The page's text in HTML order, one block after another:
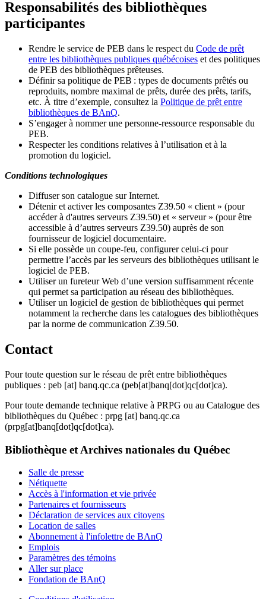
Responsabilités des bibliothèques
participantes
Rendre le service de PEB dans le respect du Code de prêt
entre les bibliothèques publiques québécoises et des politiques
de PEB des bibliothèques prêteuses.
Définir sa politique de PEB : types de documents prêtés ou
reproduits, nombre maximal de prêts, durée des prêts, tarifs,
etc. À titre d’exemple, consultez la Politique de prêt entre
bibliothèques de BAnQ.
S’engager à nommer une personne-ressource responsable du
PEB.
Respecter les conditions relatives à l’utilisation et à la
promotion du logiciel.
Conditions technologiques
Diffuser son catalogue sur Internet.
Détenir et activer les composantes Z39.50 « client » (pour
accéder à d'autres serveurs Z39.50) et « serveur » (pour être
accessible à d’autres serveurs Z39.50) auprès de son
fournisseur de logiciel documentaire.
Si elle possède un coupe-feu, configurer celui-ci pour
permettre l’accès par les serveurs des bibliothèques utilisant le
logiciel de PEB.
Utiliser un fureteur Web d’une version suffisamment récente
qui permet sa participation au réseau des bibliothèques.
Utiliser un logiciel de gestion de bibliothèques qui permet
notamment la recherche dans les catalogues des bibliothèques
par la norme de communication Z39.50.
Contact
Pour toute question sur le réseau de prêt entre bibliothèques
publiques : peb [at] banq.qc.ca (peb[at]banq[dot]qc[dot]ca).
Pour toute demande technique relative à PRPG ou au Catalogue des
bibliothèques du Québec : prpg [at] banq.qc.ca
(prpg[at]banq[dot]qc[dot]ca).
Bibliothèque et Archives nationales du Québec
Salle de presse
Nétiquette
Accès à l'information et vie privée
Partenaires et fournisseurs
Déclaration de services aux citoyens
Location de salles
Abonnement à l'infolettre de BAnQ
Emplois
Paramètres des témoins
Aller sur place
Fondation de BAnQ